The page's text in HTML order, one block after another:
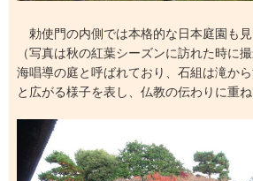
勅使門の内側では本格的な日本庭園も
（写真は秋の紅葉シーズンに訪れた時に
海唱導の庭と呼ばれており、石組は滝か
と広がる様子を表し、仏教の伝わりに重ね